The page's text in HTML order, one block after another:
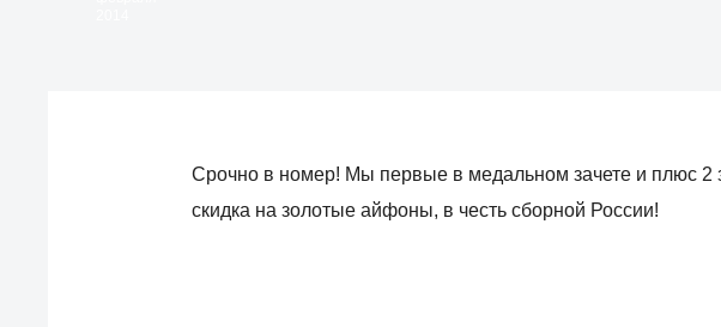
Срочно в номер! Мы первые в медальном зачете и плюс 2
скидка на золотые айфоны, в честь сборной России!